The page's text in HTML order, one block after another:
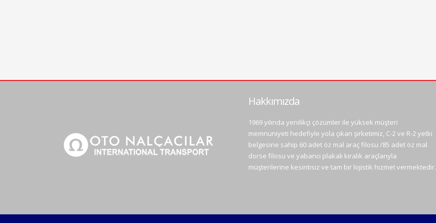
Hakkımızda
1969 yılında yenilikçi çözümler ile yüksek müşteri
memnuniyeti hedefiyle yola çıkan şirketimiz, C-2 ve R-2 yetki
belgesine sahip 60 adet öz mal araç filosu /85 adet öz mal
dorse filosu ve yabancı plakalı kiralık araçlarıyla
müşterilerine kesintisiz ve tam bir lojistik hizmet vermektedir.